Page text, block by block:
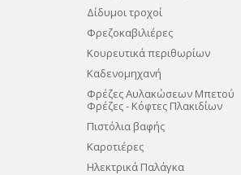
Δίδυμοι τροχοί
Φρεζοκαβιλιέρες
Κουρευτικά περιθωρίων
Καδενομηχανή
Φρέζες Αυλακώσεων Μπετού
Φρέζες - Κόφτες Πλακιδίων
Πιστόλια βαφής
Καροτιέρες
Ηλεκτρικά Παλάγκα